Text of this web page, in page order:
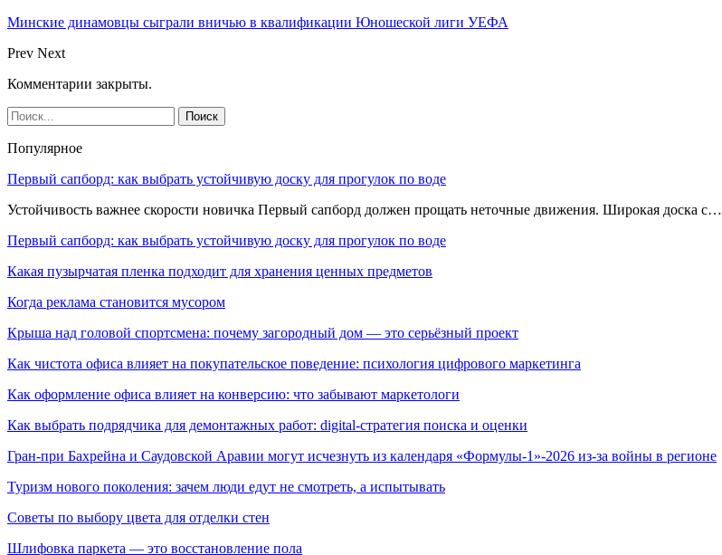
Минские динамовцы сыграли вничью в квалификации Юношеской лиги УЕФА
Prev Next
Комментарии закрыты.
Популярное
Первый сапборд: как выбрать устойчивую доску для прогулок по воде
Устойчивость важнее скорости новичка Первый сапборд должен прощать неточные движения. Широкая доска с…
Первый сапборд: как выбрать устойчивую доску для прогулок по воде
Какая пузырчатая пленка подходит для хранения ценных предметов
Когда реклама становится мусором
Крыша над головой спортсмена: почему загородный дом — это серьёзный проект
Как чистота офиса влияет на покупательское поведение: психология цифрового маркетинга
Как оформление офиса влияет на конверсию: что забывают маркетологи
Как выбрать подрядчика для демонтажных работ: digital-стратегия поиска и оценки
Гран-при Бахрейна и Саудовской Аравии могут исчезнуть из календаря «Формулы-1»-2026 из-за войны в регионе
Туризм нового поколения: зачем люди едут не смотреть, а испытывать
Советы по выбору цвета для отделки стен
Шлифовка паркета — это восстановление пола